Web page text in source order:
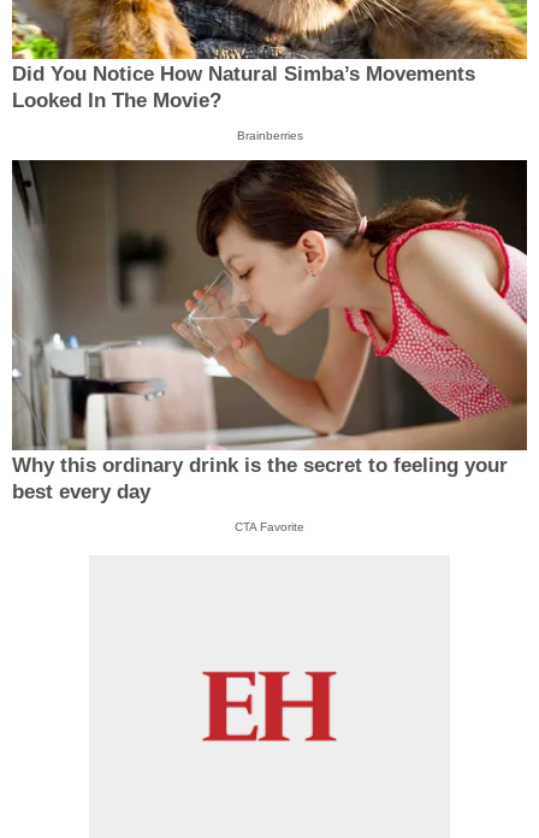
Did You Notice How Natural Simba’s Movements
Looked In The Movie?
Brainberries
Why this ordinary drink is the secret to feeling your
best every day
CTA Favorite